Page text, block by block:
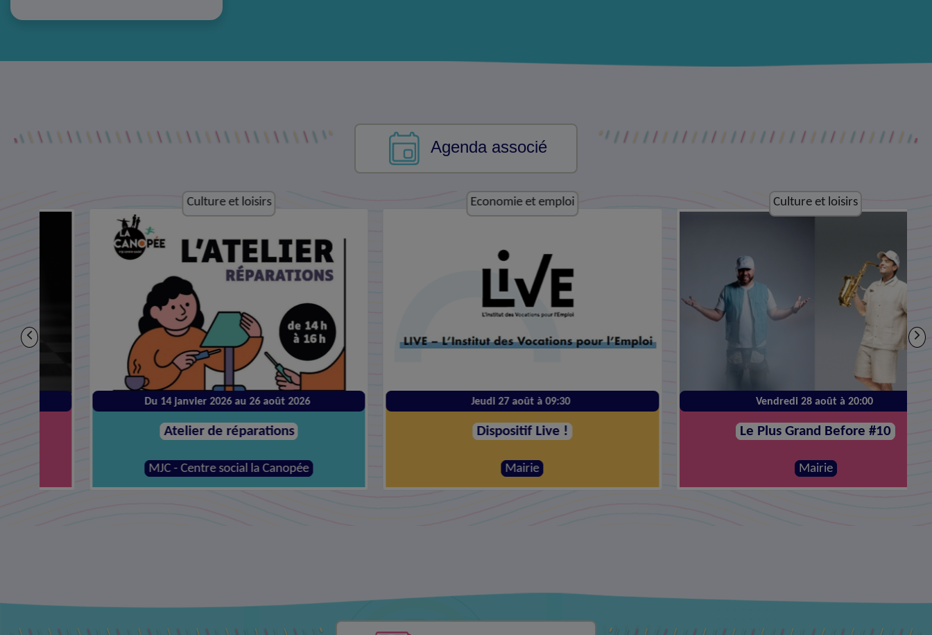
Agenda associé
Culture et loisirs
Du 14 janvier 2026 au 26 août 2026
Atelier de réparations
MJC - Centre social la Canopée
Economie et emploi
Jeudi 27 août à 09:30
Dispositif Live !
Culture et loisirs
Vendredi 28 août à 20:00
Le Plus Grand Before #10